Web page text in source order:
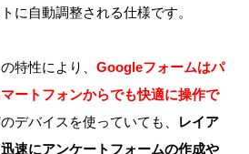
に自動調整される仕様です。
特性により、 Googleフォームはパ
ートフォンからでも快適に操作で
デバイスを使っていても、
レイア
速にアンケートフォームの作成や